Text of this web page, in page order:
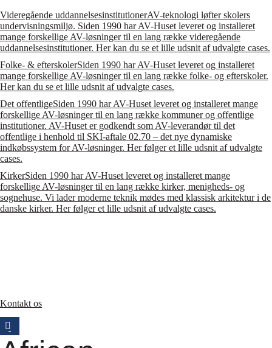
Videregående uddannelsesinstitutionerAV-teknologi løfter skolers
undervisningsmiljø. Siden 1990 har AV-Huset leveret og installeret
mange forskellige AV-løsninger til en lang række videregående
uddannelsesinstitutioner. Her kan du se et lille udsnit af udvalgte cases.
Folke- & efterskolerSiden 1990 har AV-Huset leveret og installeret
mange forskellige AV-løsninger til en lang række folke- og efterskoler.
Her kan du se et lille udsnit af udvalgte cases.
Det offentligeSiden 1990 har AV-Huset leveret og installeret mange
forskellige AV-løsninger til en lang række kommuner og offentlige
institutioner. AV-Huset er godkendt som AV-leverandør til det
offentlige i henhold til SKI-aftale 02.70 – det nye dynamiske
indkøbssystem for AV-løsninger. Her følger et lille udsnit af udvalgte
cases.
KirkerSiden 1990 har AV-Huset leveret og installeret mange
forskellige AV-løsninger til en lang række kirker, menigheds- og
sognehuse. Vi lader moderne teknik mødes med klassisk arkitektur i de
danske kirker. Her følger et lille udsnit af udvalgte cases.
Kontakt os